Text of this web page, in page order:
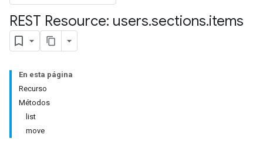
REST Resource: users.sections.items
En esta página
Recurso
Métodos
list
move